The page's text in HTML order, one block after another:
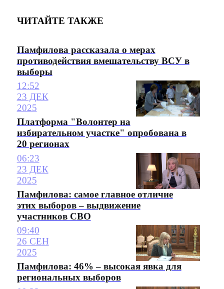
ЧИТАЙТЕ ТАКЖЕ
Памфилова рассказала о мерах
противодействия вмешательству ВСУ в
выборы
12:52
23 ДЕК
2025
Платформа "Волонтер на
избирательном участке" опробована в
20 регионах
06:23
23 ДЕК
2025
Памфилова: самое главное отличие
этих выборов – выдвижение
участников СВО
09:40
26 СЕН
2025
Памфилова: 46% – высокая явка для
региональных выборов